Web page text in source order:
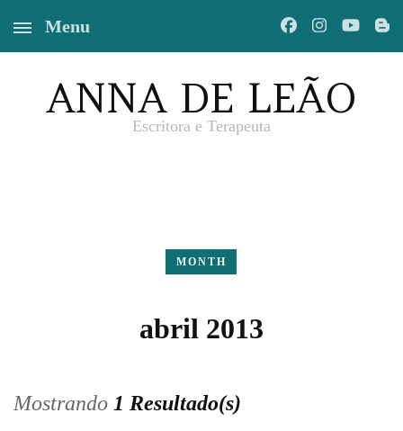
Menu
ANNA DE LEÃO
Escritora e Terapeuta
MONTH
abril 2013
Mostrando 1 Resultado(s)